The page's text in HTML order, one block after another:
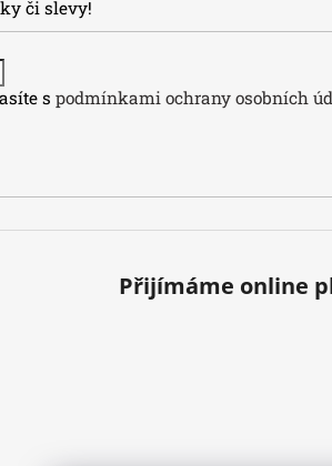
či slevy!
s podmínkami ochrany osobních
Přijímáme online